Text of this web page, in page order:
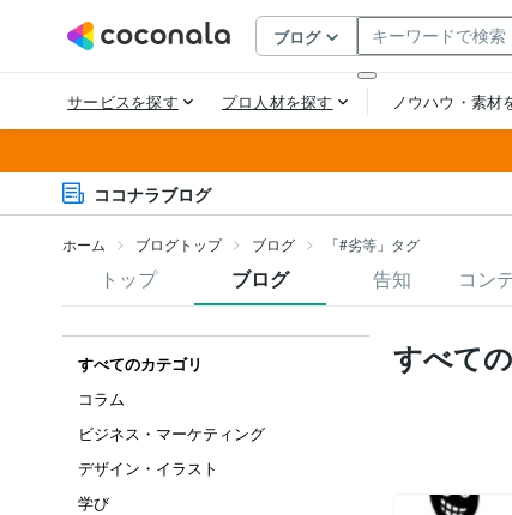
ココナラブログ
ホーム ブログトップ ブログ 「#劣等」タグ
トップ ブログ 告知 コン
すべてのカテゴリ
コラム
ビジネス・マーケティング
デザイン・イラスト
学び
すべて